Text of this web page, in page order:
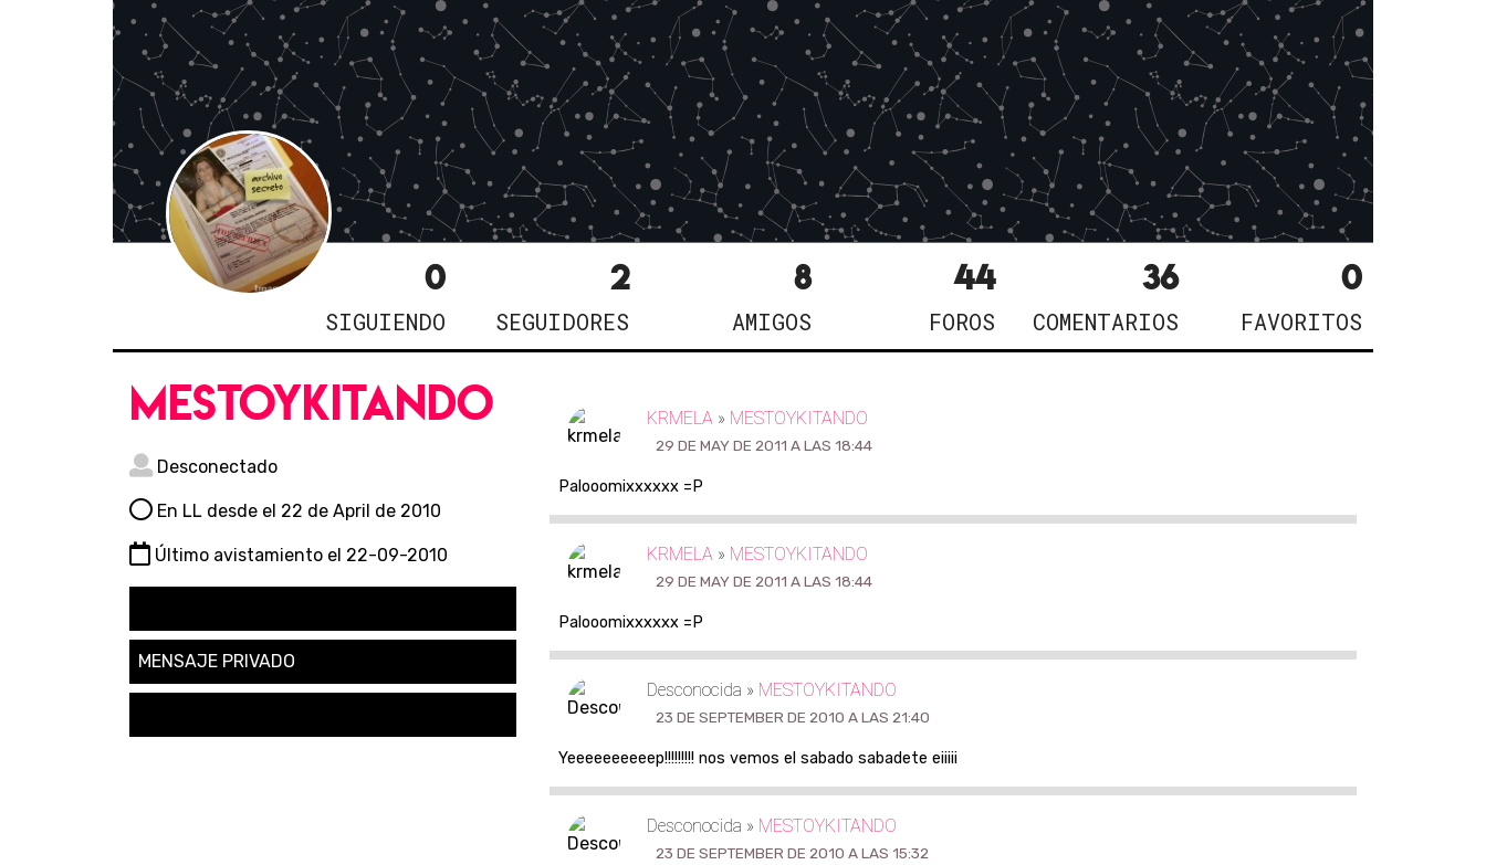
0
SIGUIENDO
2
SEGUIDORES
8
AMIGOS
44
FOROS
36
COMENTARIOS
0
FAVORITOS
mestoykitando
Desconectado
En LL desde el 22 de April de 2010
Último avistamiento el 22-09-2010
MENSAJE PRIVADO
KRMELA » MESTOYKITANDO
29 DE MAY DE 2011 A LAS 18:44
Palooomixxxxxx =P
KRMELA » MESTOYKITANDO
29 DE MAY DE 2011 A LAS 18:44
Palooomixxxxxx =P
Desconocida » MESTOYKITANDO
23 DE SEPTEMBER DE 2010 A LAS 21:40
Yeeeeeeeeeep!!!!!!!!! nos vemos el sabado sabadete eiiiii
Desconocida » MESTOYKITANDO
23 DE SEPTEMBER DE 2010 A LAS 15:32